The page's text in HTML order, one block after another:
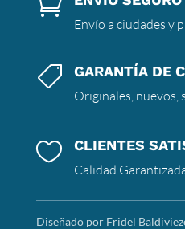

Envío a ciudades y
 GARANTÍA DE
Originales, nuevos,
 CLIENTES
Calidad
Diseñado por Fridel